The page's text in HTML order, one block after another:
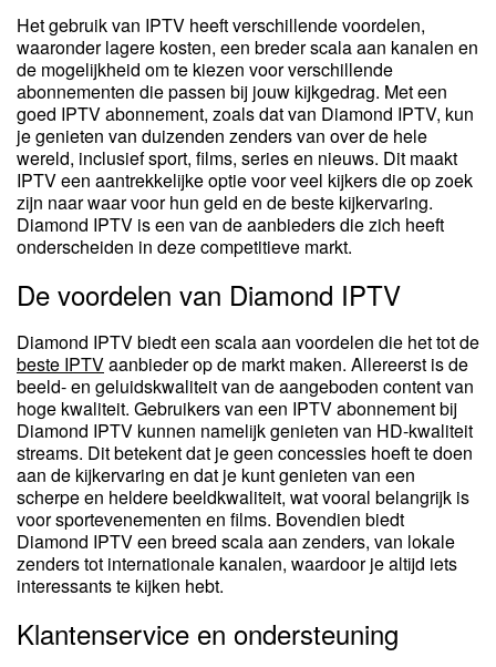
Het gebruik van IPTV heeft verschillende voordelen,
waaronder lagere kosten, een breder scala aan kanalen en
de mogelijkheid om te kiezen voor verschillende
abonnementen die passen bij jouw kijkgedrag. Met een
goed IPTV abonnement, zoals dat van Diamond IPTV, kun
je genieten van duizenden zenders van over de hele
wereld, inclusief sport, films, series en nieuws. Dit maakt
IPTV een aantrekkelijke optie voor veel kijkers die op zoek
zijn naar waar voor hun geld en de beste kijkervaring.
Diamond IPTV is een van de aanbieders die zich heeft
onderscheiden in deze competitieve markt.
De voordelen van Diamond IPTV
Diamond IPTV biedt een scala aan voordelen die het tot de
beste IPTVaanbieder op de markt maken. Allereerst is de
beeld- en geluidskwaliteit van de aangeboden content van
hoge kwaliteit. Gebruikers van een IPTV abonnement bij
Diamond IPTV kunnen namelijk genieten van HD-kwaliteit
streams. Dit betekent dat je geen concessies hoeft te doen
aan de kijkervaring en dat je kunt genieten van een
scherpe en heldere beeldkwaliteit, wat vooral belangrijk is
voor sportevenementen en films. Bovendien biedt
Diamond IPTV een breed scala aan zenders, van lokale
zenders tot internationale kanalen, waardoor je altijd iets
interessants te kijken hebt.
Klantenservice en ondersteuning